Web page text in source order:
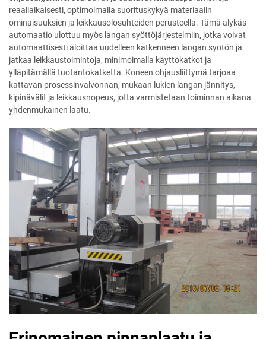
reaaliaikaisesti, optimoimalla suorituskykyä materiaalin
ominaisuuksien ja leikkausolosuhteiden perusteella. Tämä älykäs
automaatio ulottuu myös langan syöttöjärjestelmiin, jotka voivat
automaattisesti aloittaa uudelleen katkenneen langan syötön ja
jatkaa leikkaustoimintoja, minimoimalla käyttökatkot ja
ylläpitämällä tuotantokatketta. Koneen ohjausliittymä tarjoaa
kattavan prosessinvalvonnan, mukaan lukien langan jännitys,
kipinävälit ja leikkausnopeus, jotta varmistetaan toiminnan aikana
yhdenmukainen laatu.